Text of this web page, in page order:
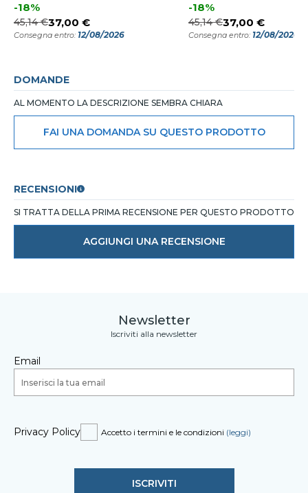
-18%
45,14 €37,00 €
Consegna entro: 12/08/2026
-18%
45,14 €37,00 €
Consegna entro: 12/08/2026
DOMANDE
AL MOMENTO LA DESCRIZIONE SEMBRA CHIARA
FAI UNA DOMANDA SU QUESTO PRODOTTO
RECENSIONI
SI TRATTA DELLA PRIMA RECENSIONE PER QUESTO PRODOTTO
AGGIUNGI UNA RECENSIONE
Newsletter
Iscriviti alla newsletter
Email
Privacy Policy Accetto i termini e le condizioni (leggi)